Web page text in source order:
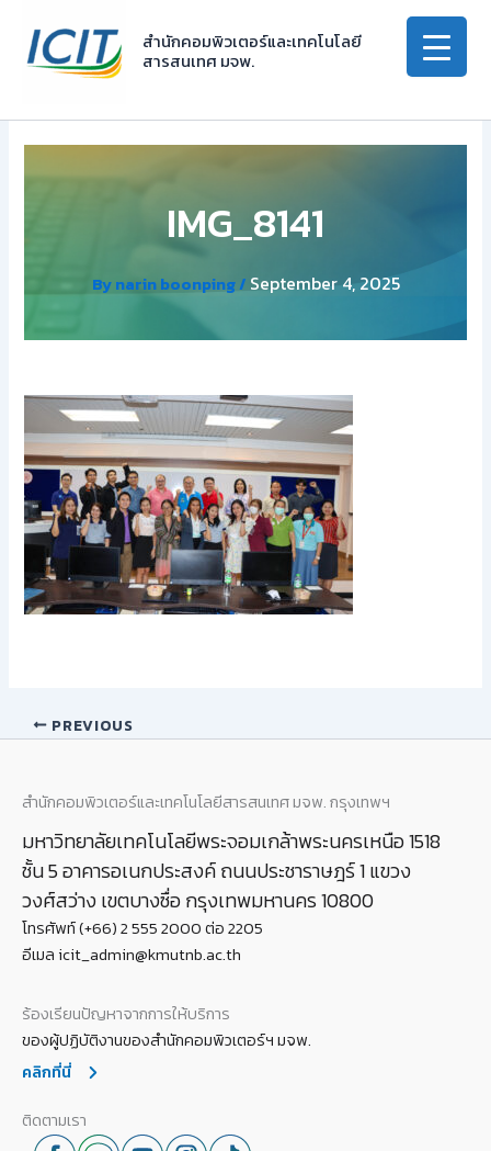
content
สำนักคอมพิวเตอร์และเทคโนโลยี
สารสนเทศ มจพ.
IMG_8141
Bynarin boonping/ September 4, 2025
PREVIOUS
สำนักคอมพิวเตอร์และเทคโนโลยีสารสนเทศ มจพ. กรุงเทพฯ
มหาวิทยาลัยเทคโนโลยีพระจอมเกล้าพระนครเหนือ 1518
ชั้น 5 อาคารอเนกประสงค์ ถนนประชาราษฎร์ 1 แขวง
วงศ์สว่าง เขตบางซื่อ กรุงเทพมหานคร 10800
โทรศัพท์ (+66) 2 555 2000 ต่อ 2205
อีเมล icit_admin@kmutnb.ac.th
ร้องเรียนปัญหาจากการให้บริการ
ของผู้ปฏิบัติงานของสำนักคอมพิวเตอร์ฯ มจพ.
คลิกที่นี่
ติดตามเรา